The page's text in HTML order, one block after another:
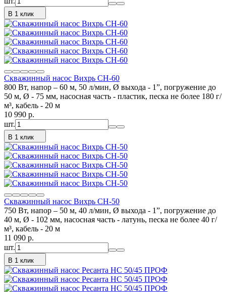
В 1 клик
Скважинный насос Вихрь СН-60
800 Вт, напор – 60 м, 50 л/мин, Ø выхода - 1”, погружение до
50 м, Ø - 75 мм, насосная часть - пластик, песка не более 180 г/
м³, кабель - 20 м
10 990 p.
шт.
В 1 клик
Скважинный насос Вихрь СН-50
750 Вт, напор – 50 м, 40 л/мин, Ø выхода - 1”, погружение до
40 м, Ø - 102 мм, насосная часть - латунь, песка не более 40 г/
м³, кабель - 20 м
11 090 p.
шт.
В 1 клик